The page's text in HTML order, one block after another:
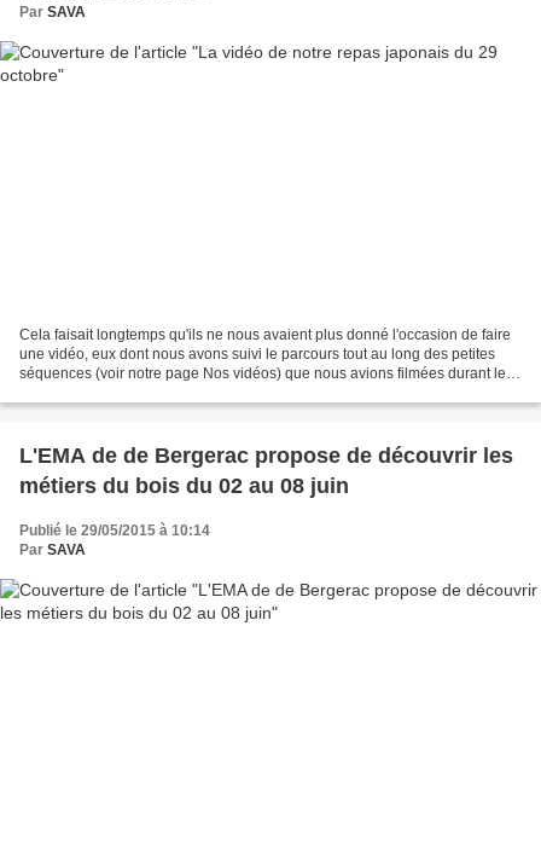
Par SAVA
Cela faisait longtemps qu'ils ne nous avaient plus donné l'occasion de faire
une vidéo, eux dont nous avons suivi le parcours tout au long des petites
séquences (voir notre page Nos vidéos) que nous avions filmées durant leur
L'EMA de de Bergerac propose de découvrir les
métiers du bois du 02 au 08 juin
Publié le 29/05/2015 à 10:14
Par SAVA